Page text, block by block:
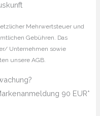
Mehrwertsteuer und
Gebühren. Das
Unternehmen sowie
unsere AGB.
90 EUR*